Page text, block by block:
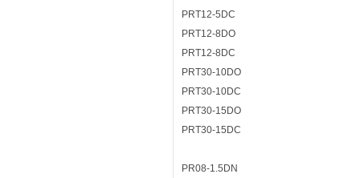
PRT12-5DC
PRT12-8DO
PRT12-8DC
PRT30-10DO
PRT30-10DC
PRT30-15DO
PRT30-15DC
PR08-1.5DN